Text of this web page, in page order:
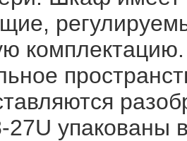
27U упакованы